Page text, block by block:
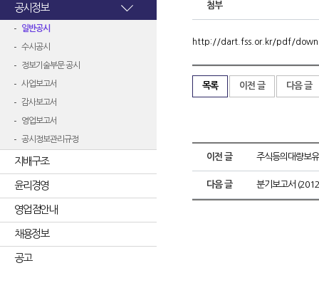
공시정보
일반공시
수시공시
정보기술부문 공시
사업보고서
감사보고서
영업보고서
공시정보관리규정
지배구조
윤리경영
영업점안내
채용정보
공고
첨부
http://dart.fss.or.kr/pdf/
목록 이전 글 다음 글
이전 글 주식등의대량보
다음 글 분기보고서